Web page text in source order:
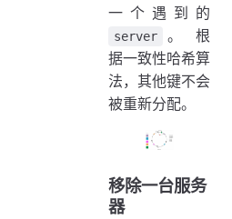
一个遇到的
server
。 根
据一致性哈希算
法，其他键不会
被重新分配。
移除一台服务
器